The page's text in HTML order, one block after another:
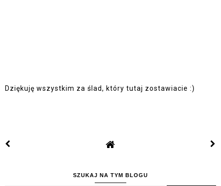
Dziękuję wszystkim za ślad, który tutaj zostawiacie :)
SZUKAJ NA TYM BLOGU